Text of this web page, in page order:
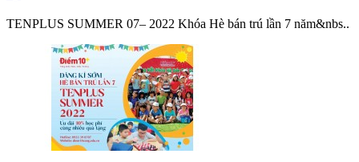
TENPLUS SUMMER 07– 2022 Khóa Hè bán trú lần 7 năm&nbs..